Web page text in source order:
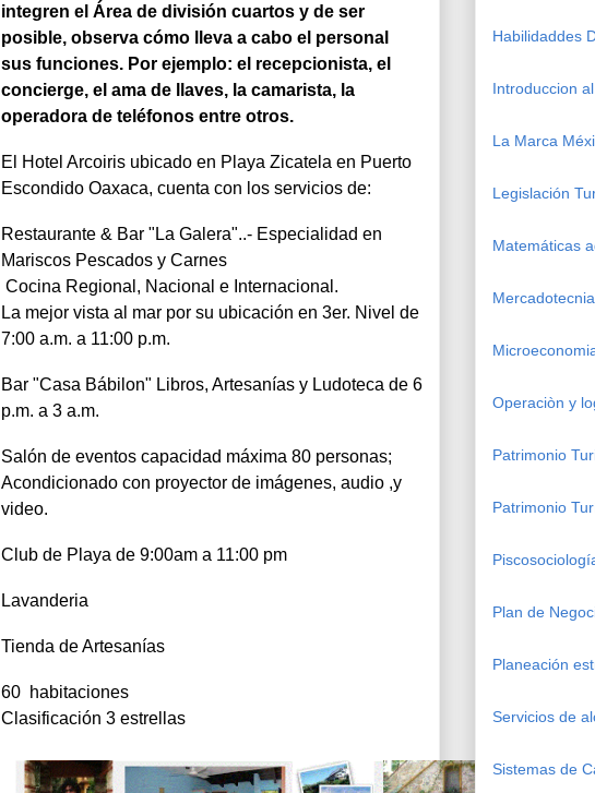
integren el Área de división cuartos y de ser
posible, observa cómo lleva a cabo el personal
sus funciones. Por ejemplo: el recepcionista, el
concierge, el ama de llaves, la camarista, la
operadora de teléfonos entre otros.
El Hotel Arcoiris ubicado en Playa Zicatela en Puerto
Escondido Oaxaca, cuenta con los servicios de:
Restaurante & Bar "La Galera"..- Especialidad en
Mariscos Pescados y Carnes
Cocina Regional, Nacional e Internacional.
La mejor vista al mar por su ubicación en 3er. Nivel de
7:00 a.m. a 11:00 p.m.
Bar "Casa Bábilon" Libros, Artesanías y Ludoteca de 6
p.m. a 3 a.m.
Salón de eventos capacidad máxima 80 personas;
Acondicionado con proyector de imágenes, audio ,y
video.
Club de Playa de 9:00am a 11:00 pm
Lavanderia
Tienda de Artesanías
60  habitaciones
Clasificación 3 estrellas
Habilidaddes
Introduccion
La Marca
Legislación
Matemáticas
Mercadotecnia
Operaciòn y
Patrimonio
Patrimonio
Plan de
Planeación
Servicios de
Sistemas de